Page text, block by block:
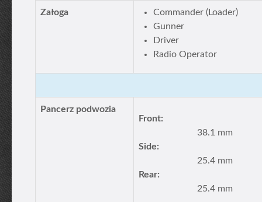
Załoga
Commander (Loader)
Gunner
Driver
Radio Operator
Pancerz podwozia
Front:
38.1 mm
Side:
25.4 mm
Rear:
25.4 mm